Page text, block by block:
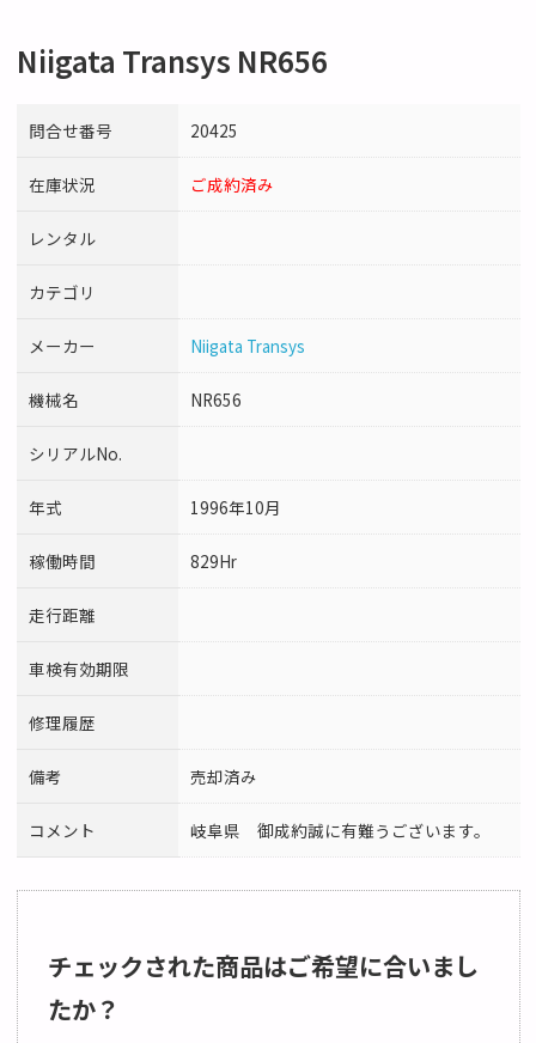
Niigata Transys NR656
問合せ番号 20425
在庫状況 ご成約済み
レンタル
カテゴリ
メーカー Niigata Transys
機械名 NR656
シリアルNo.
年式 1996年10月
稼働時間 829Hr
走行距離
車検有効期限
修理履歴
備考 売却済み
コメント 岐阜県 御成約誠に有難うございます。
チェックされた商品はご希望に合いまし
たか？